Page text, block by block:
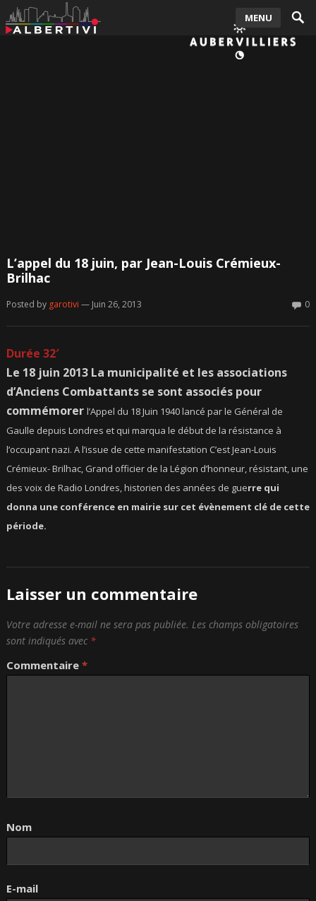
MENU
L’appel du 18 juin, par Jean-Louis Crémieux-
Brilhac
Posted by garotivi — Juin 26, 2013 0
Durée 32′
Le 18 juin 2013 La municipalité et les associations
d’Anciens Combattants se sont associés pour
commémorer l’Appel du 18 Juin 1940lancé par le Général de
Gaulle depuis Londres et qui marqua le début de la résistance à
l’occupant nazi. A l’issue de cette manifestation C’est Jean-Louis
Crémieux- Brilhac, Grand officier de la Légion d’honneur,résistant, une
des voix de Radio Londres, historien des années de guerre qui
donna une conférence en mairie sur cet évènement clé de cette
période.
Laisser un commentaire
Votre adresse e-mail ne sera pas publiée. Les champs obligatoires
sont indiqués avec *
Commentaire *
Nom
E-mail